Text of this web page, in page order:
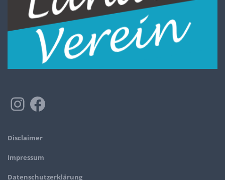
Disclaimer
Impressum
Datenschutzerklärung